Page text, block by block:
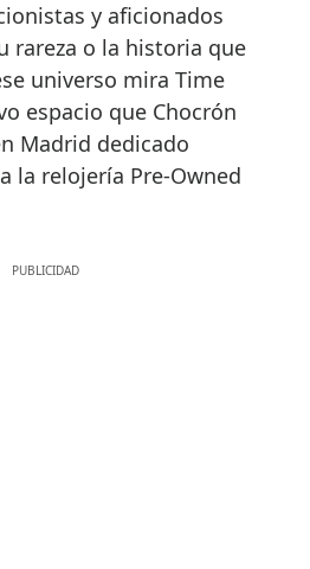
y aficionados
rareza o la historia que
universo mira Time
espacio que Chocrón
Madrid dedicado
la relojería Pre-Owned